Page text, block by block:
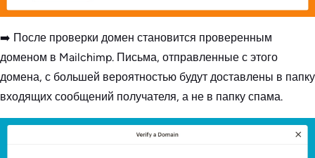
➡️ После проверки домен становится проверенным
доменом в Mailchimp. Письма, отправленные с этого
домена, с большей вероятностью будут доставлены в папку
входящих сообщений получателя, а не в папку спама.